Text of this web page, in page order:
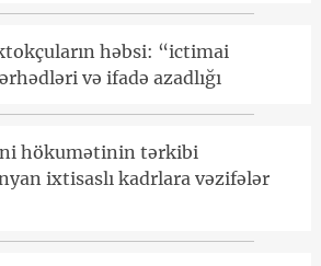
həbsi: “ictimai
və ifadə azadlığı
hökumətinin tərkibi
ixtisaslı kadrlara vəzifələr